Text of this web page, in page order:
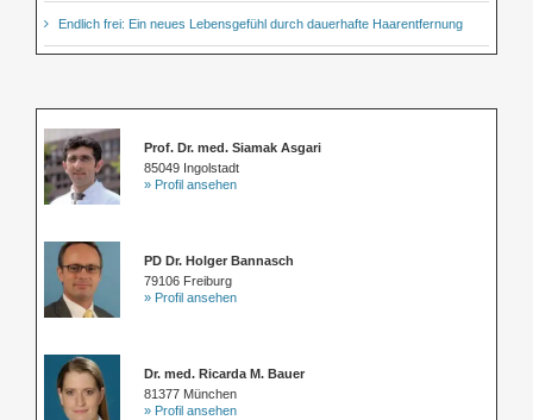
Endlich frei: Ein neues Lebensgefühl durch dauerhafte Haarentfernung
Prof. Dr. med. Siamak Asgari
85049 Ingolstadt
» Profil ansehen
PD Dr. Holger Bannasch
79106 Freiburg
» Profil ansehen
Dr. med. Ricarda M. Bauer
81377 München
» Profil ansehen